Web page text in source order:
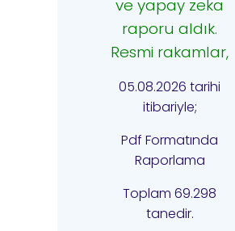
ve yapay zeka
raporu aldık.
Resmi rakamlar,
05.08.2026 tarihi
itibariyle;
Pdf Formatında
Raporlama
Toplam 69.298
tanedir.